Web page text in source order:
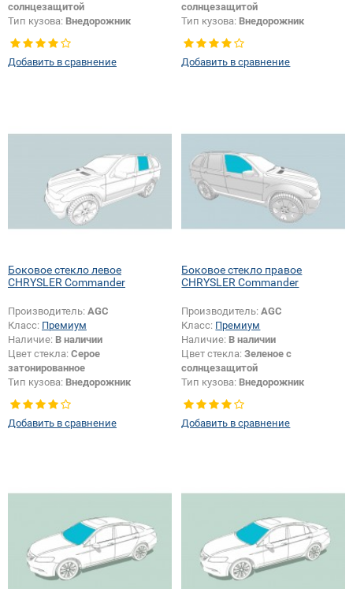
солнцезащитой
Тип кузова: Внедорожник
Тип стекла: Боковое стекло левое
Добавить в сравнение
солнцезащитой
Тип кузова: Внедорожник
Тип стекла:Боковое стекло левое
Добавить в сравнение
Боковое стекло левое
CHRYSLER Commander
Производитель: AGC
Класс: Премиум
Наличие: В наличии
Цвет стекла: Серое
затонированное
Тип кузова: Внедорожник
Добавить в сравнение
Боковое стекло правое
CHRYSLER Commander
Производитель:AGC
Класс: Премиум
Наличие: В наличии
Цвет стекла:Зеленое с
солнцезащитой
Тип кузова: Внедорожник
правое
Добавить в сравнение